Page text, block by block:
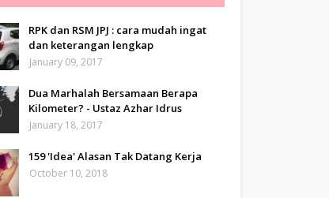
RPK dan RSM JPJ : cara mudah ingat
dan keterangan lengkap
January 09, 2017
Dua Marhalah Bersamaan Berapa
Kilometer? - Ustaz Azhar Idrus
January 18, 2017
159 'Idea' Alasan Tak Datang Kerja
October 10, 2018